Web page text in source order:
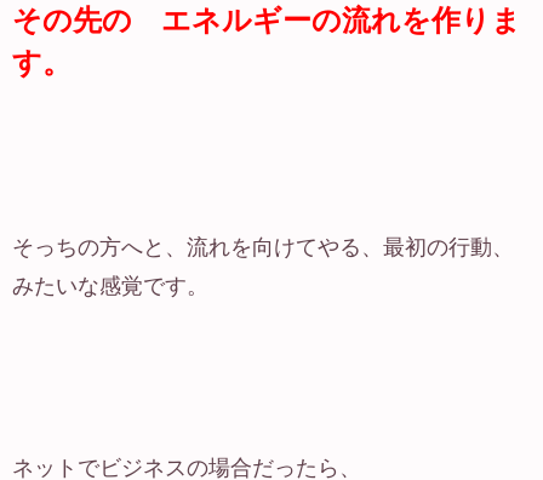
その先の エネルギーの流れを作りま
す。
そっちの方へと、流れを向けてやる、最初の行動、
みたいな感覚です。
ネットでビジネスの場合だったら、